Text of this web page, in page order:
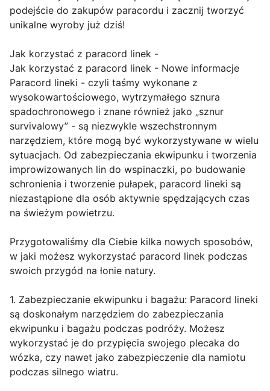
podejście do zakupów paracordu i zacznij tworzyć
unikalne wyroby już dziś!
Jak korzystać z paracord linek -
Jak korzystać z paracord linek - Nowe informacje
Paracord lineki - czyli taśmy wykonane z
wysokowartościowego, wytrzymałego sznura
spadochronowego i znane również jako „sznur
survivalowy” - są niezwykle wszechstronnym
narzędziem, które mogą być wykorzystywane w wielu
sytuacjach. Od zabezpieczania ekwipunku i tworzenia
improwizowanych lin do wspinaczki, po budowanie
schronienia i tworzenie pułapek, paracord lineki są
niezastąpione dla osób aktywnie spędzających czas
na świeżym powietrzu.
Przygotowaliśmy dla Ciebie kilka nowych sposobów,
w jaki możesz wykorzystać paracord linek podczas
swoich przygód na łonie natury.
1. Zabezpieczanie ekwipunku i bagażu: Paracord lineki
są doskonałym narzędziem do zabezpieczania
ekwipunku i bagażu podczas podróży. Możesz
wykorzystać je do przypięcia swojego plecaka do
wózka, czy nawet jako zabezpieczenie dla namiotu
podczas silnego wiatru.